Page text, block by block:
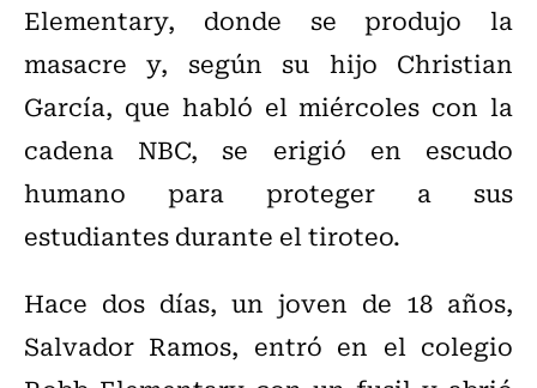
Elementary, donde se produjo la
masacre y, según su hijo Christian
García, que habló el miércoles con la
cadena NBC, se erigió en escudo
humano para proteger a sus
estudiantes durante el tiroteo.
Hace dos días, un joven de 18 años,
Salvador Ramos, entró en el colegio